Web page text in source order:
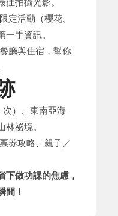
定活動（櫻花、
手資訊。
廳與住宿，幫你
）、東南亞海
祕境。
券攻略、親子／
下做功課的焦慮，
間！